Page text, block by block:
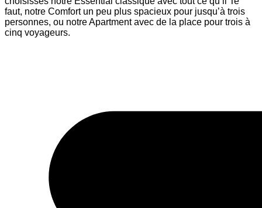
faut, notre Comfort un peu plus spacieux pour jusqu’à trois
personnes, ou notre Apartment avec de la place pour trois à
cinq voyageurs.